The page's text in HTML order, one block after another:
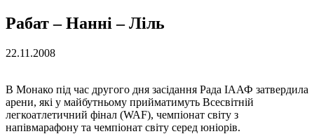
Рабат – Нанні – Ліль
22.11.2008
В Монако під час другого дня засідання Рада ІААФ затвердила
арени, які у майбутньому прийматимуть Всесвітній
легкоатлетичний фінал (WAF), чемпіонат світу з
напівмарафону та чемпіонат світу серед юніорів.